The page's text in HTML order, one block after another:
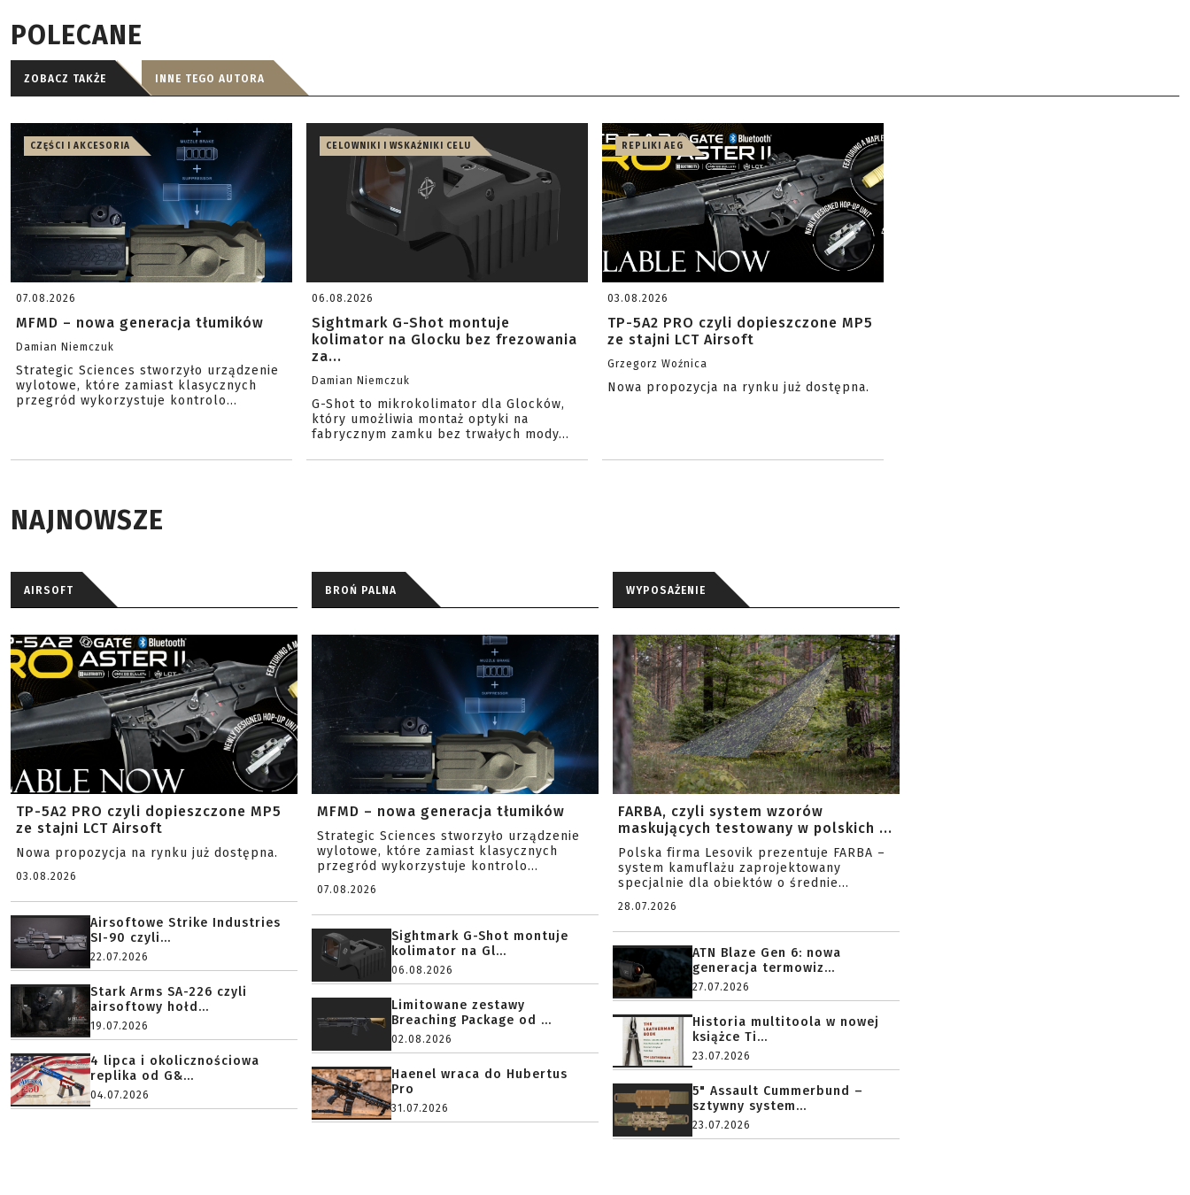
POLECANE
ZOBACZ TAKŻE INNE TEGO AUTORA
CZĘŚCI I AKCESORIA
07.08.2026
MFMD – nowa generacja tłumików
Damian Niemczuk
Strategic Sciences stworzyło urządzenie
wylotowe, które zamiast klasycznych
przegród wykorzystuje kontrolo...
CELOWNIKI I WSKAŹNIKI CELU
06.08.2026
Sightmark G-Shot montuje
kolimator na Glocku bez frezowania
za...
Damian Niemczuk
G-Shot to mikrokolimator dla Glocków,
który umożliwia montaż optyki na
fabrycznym zamku bez trwałych mody...
REPLIKI AEG
03.08.2026
TP-5A2 PRO czyli dopieszczone MP5
ze stajni LCT Airsoft
Grzegorz Woźnica
Nowa propozycja na rynku już dostępna.
NAJNOWSZE
AIRSOFT
TP-5A2 PRO czyli dopieszczone MP5
ze stajni LCT Airsoft
Nowa propozycja na rynku już dostępna.
03.08.2026
Airsoftowe Strike Industries
SI-90 czyli...
22.07.2026
Stark Arms SA-226 czyli
airsoftowy hołd...
19.07.2026
4 lipca i okolicznościowa
replika od G&...
04.07.2026
BROŃ PALNA
MFMD – nowa generacja tłumików
Strategic Sciences stworzyło urządzenie
wylotowe, które zamiast klasycznych
przegród wykorzystuje kontrolo...
07.08.2026
Sightmark G-Shot montuje
kolimator na Gl...
06.08.2026
Limitowane zestawy
Breaching Package od ...
02.08.2026
Haenel wraca do Hubertus
Pro
31.07.2026
WYPOSAŻENIE
FARBA, czyli system wzorów
maskujących testowany w polskich ...
Polska firma Lesovik prezentuje FARBA –
system kamuflażu zaprojektowany
specjalnie dla obiektów o średnie...
28.07.2026
ATN Blaze Gen 6: nowa
generacja termowiz...
27.07.2026
Historia multitoola w nowej
książce Ti...
23.07.2026
5" Assault Cummerbund –
sztywny system...
23.07.2026